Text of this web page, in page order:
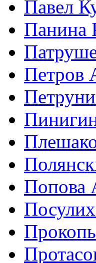
Павел
Панина
Петров
Попова